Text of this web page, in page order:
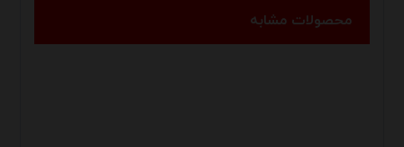
محصولات مشابه